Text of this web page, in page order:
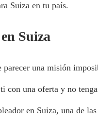
Suiza en tu país.
Suiza
una misión
con una oferta y no
en Suiza, una de